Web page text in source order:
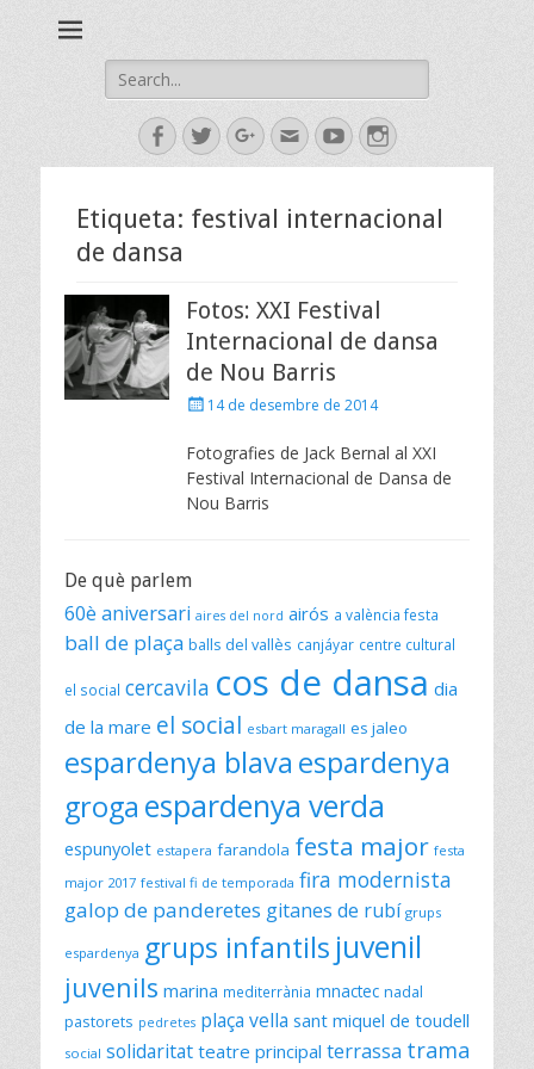
Search
for:
Facebook
TwitterGoogleplus
EmailYouTubeInstagram
Etiqueta: festival internacional
de dansa
Fotos: XXI Festival
Internacional de dansa
de Nou Barris
Posted14 de desembre de 2014
Fotografies de Jack Bernal al XXI
Festival Internacional de Dansa de
Nou Barris
De què parlem
60è aniversari aires del nord airós a valència festa
ball de plaça balls del vallès canjáyar centre cultural
el social cercavila cos de dansa dia
de la mare el social esbart maragall es jaleo
espardenya blava espardenya
groga espardenya verda
espunyolet estapera farandola festa major festa
major 2017 festival fi de temporada fira modernista
galop de panderetes gitanes de rubí grups
espardenya grups infantils juvenil
juvenils marina mediterrània mnactec nadal
pastorets pedretes plaça vella sant miquel de toudell
social solidaritat teatre principal terrassa trama